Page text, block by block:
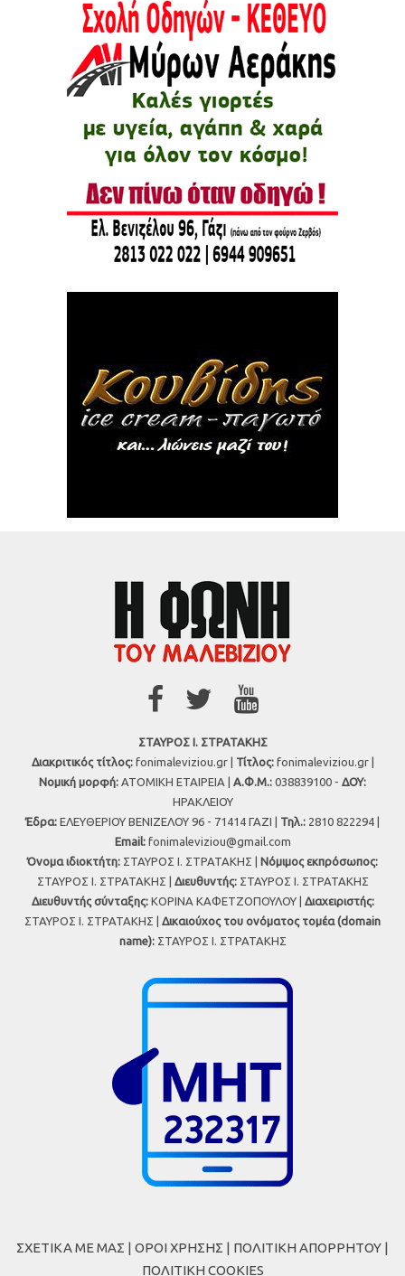
ΣΤΑΥΡΟΣ Ι. ΣΤΡΑΤΑΚΗΣ
Διακριτικός τίτλος:fonimaleviziou.gr | Τίτλος:fonimaleviziou.gr |
Νομική μορφή: ΑΤΟΜΙΚΗ ΕΤΑΙΡΕΙΑ | Α.Φ.Μ.: 038839100 - ΔΟΥ:
ΗΡΑΚΛΕΙΟΥ
Έδρα: ΕΛΕΥΘΕΡΙΟΥ ΒΕΝΙΖΕΛΟΥ 96 - 71414 ΓΑΖΙ | Τηλ.: 2810 822294 |
Εmail: fonimaleviziou@gmail.com
Όνομα ιδιοκτήτη: ΣΤΑΥΡΟΣ Ι. ΣΤΡΑΤΑΚΗΣ | Νόμιμος εκπρόσωπος:
ΣΤΑΥΡΟΣ Ι. ΣΤΡΑΤΑΚΗΣ | Διευθυντής:ΣΤΑΥΡΟΣ Ι. ΣΤΡΑΤΑΚΗΣ
Διευθυντής σύνταξης:ΚΟΡΙΝΑ ΚΑΦΕΤΖΟΠΟΥΛΟΥ | Διαχειριστής:
ΣΤΑΥΡΟΣ Ι. ΣΤΡΑΤΑΚΗΣ | Δικαιούχος του ονόματος τομέα (domain
name):ΣΤΑΥΡΟΣ Ι. ΣΤΡΑΤΑΚΗΣ
ΣΧΕΤΙΚΑ ΜΕ ΜΑΣ | ΟΡΟΙ ΧΡΗΣΗΣ | ΠΟΛΙΤΙΚΗ ΑΠΟΡΡΗΤΟΥ |
ΠΟΛΙΤΙΚΗ COOKIES